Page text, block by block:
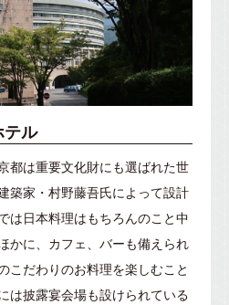
テル
都は重要文化財にも選ばれた世
築家・村野藤吾氏によって設計
は日本料理はもちろんのこと中
かに、カフェ、バーも備えられ
こだわりのお料理を楽しむこと
は披露宴会場も設けられている